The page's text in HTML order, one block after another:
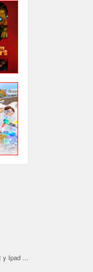
y Ipad ...